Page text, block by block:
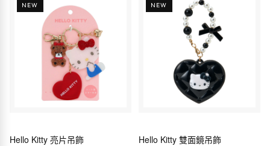
NEW
Hello Kitty 亮片吊飾
NEW
Hello Kitty 雙面鏡吊飾